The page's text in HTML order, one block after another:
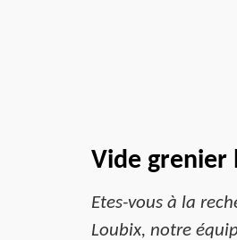
Vide grenier
Etes-vous à la
Loubix, notre